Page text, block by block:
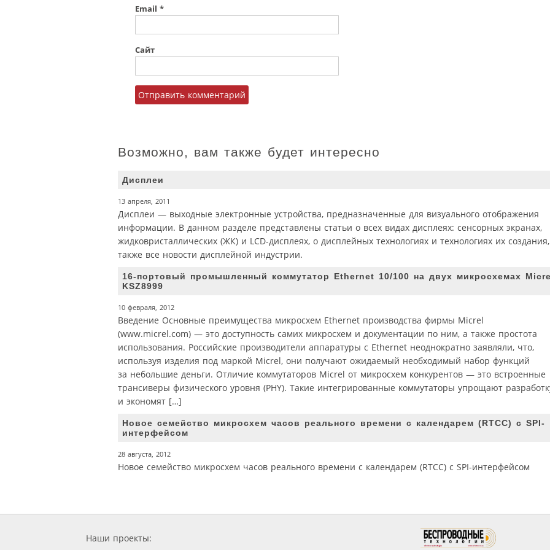
Email *
Сайт
Возможно, вам также будет интересно
Дисплеи
13 апреля, 2011
Дисплеи — выходные электронные устройства, предназначенные для визуального отображения
информации. В данном разделе представлены статьи о всех видах дисплеях: сенсорных экранах,
жидковристаллических (ЖК) и LCD-дисплеях, о дисплейных технологиях и технологиях их
также все новости дисплейной индустрии.
16‑портовый промышленный коммутатор Ethernet 10/100 на двух микросхемах
KSZ8999
10 февраля, 2012
Введение Основные преимущества микросхем Ethernet производства фирмы Micrel
(www.micrel.com) — это доступность самих микросхем и документации по ним, а также простота
использования. Российские производители аппаратуры с Ethernet неоднократно заявляли, что,
используя изделия под маркой Micrel, они получают ожидаемый необходимый набор функций
за небольшие деньги. Отличие коммутаторов Micrel от микросхем конкурентов — это встроенные
трансиверы физического уровня (PHY). Такие интегрированные коммутаторы упрощают
и экономят […]
Новое семейство микросхем часов реального времени с календарем (RTCC) с SPI-
интерфейсом
28 августа, 2012
Новое семейство микросхем часов реального времени с календарем (RTCC) с SPI-интерфейсом
Наши проекты: